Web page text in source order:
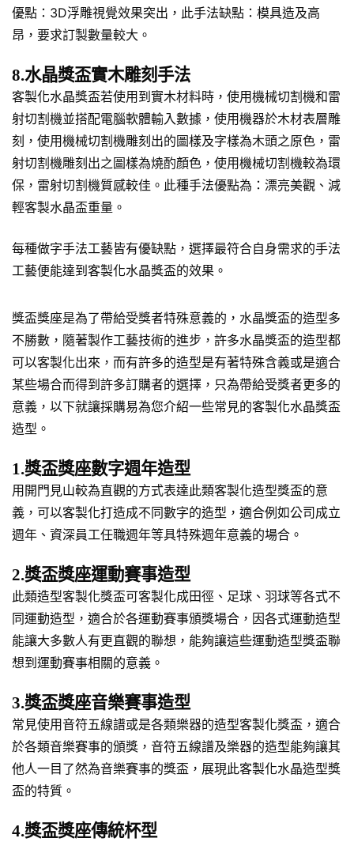
優點：3D浮雕視覺效果突出，此手法缺點：模具造及高
昂，要求訂製數量較大。
8.水晶獎盃實木雕刻手法
客製化水晶獎盃若使用到實木材料時，使用機械切割機和雷
射切割機並搭配電腦軟體輸入數據，使用機器於木材表層雕
刻，使用機械切割機雕刻出的圖樣及字樣為木頭之原色，雷
射切割機雕刻出之圖樣為燒酌顏色，使用機械切割機較為環
保，雷射切割機質感較佳。此種手法優點為：漂亮美觀、減
輕客製水晶盃重量。
每種做字手法工藝皆有優缺點，選擇最符合自身需求的手法
工藝便能達到客製化水晶獎盃的效果。
獎盃獎座是為了帶給受獎者特殊意義的，水晶獎盃的造型多
不勝數，隨著製作工藝技術的進步，許多水晶獎盃的造型都
可以客製化出來，而有許多的造型是有著特殊含義或是適合
某些場合而得到許多訂購者的選擇，只為帶給受獎者更多的
意義，以下就讓採購易為您介紹一些常見的客製化水晶獎盃
造型。
1.獎盃獎座數字週年造型
用開門見山較為直觀的方式表達此類客製化造型獎盃的意
義，可以客製化打造成不同數字的造型，適合例如公司成立
週年、資深員工任職週年等具特殊週年意義的場合。
2.獎盃獎座運動賽事造型
此類造型客製化獎盃可客製化成田徑、足球、羽球等各式不
同運動造型，適合於各運動賽事頒獎場合，因各式運動造型
能讓大多數人有更直觀的聯想，能夠讓這些運動造型獎盃聯
想到運動賽事相關的意義。
3.獎盃獎座音樂賽事造型
常見使用音符五線譜或是各類樂器的造型客製化獎盃，適合
於各類音樂賽事的頒獎，音符五線譜及樂器的造型能夠讓其
他人一目了然為音樂賽事的獎盃，展現此客製化水晶造型獎
盃的特質。
4.獎盃獎座傳統杯型